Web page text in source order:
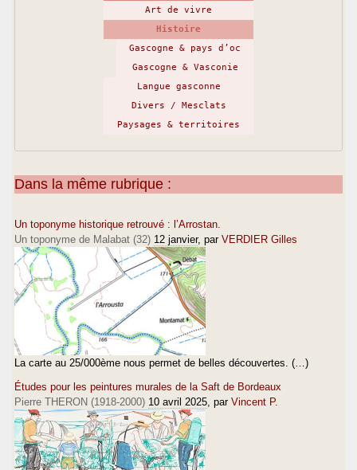
Art de vivre
Histoire
Gascogne & pays d’oc
Gascogne & Vasconie
Langue gasconne
Divers / Mesclats
Paysages & territoires
Dans la même rubrique :
Un toponyme historique retrouvé : l’Arrostan.
Un toponyme de Malabat (32) 12 janvier, par VERDIER Gilles
La carte au 25/000ème nous permet de belles découvertes. (…)
Études pour les peintures murales de la Saft de Bordeaux
Pierre THERON (1918-2000) 10 avril 2025 , par Vincent P.